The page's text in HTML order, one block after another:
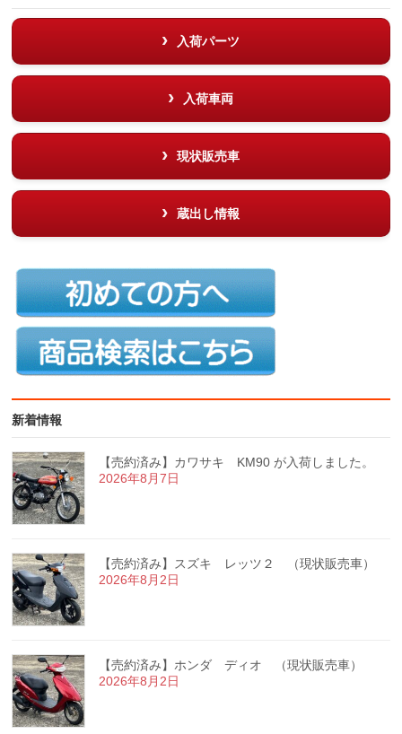
入荷パーツ
入荷車両
現状販売車
蔵出し情報
新着情報
【売約済み】カワサキ KM90 が入荷しました。
2026年8月7日
【売約済み】スズキ レッツ２ （現状販売車）
2026年8月2日
【売約済み】ホンダ ディオ （現状販売車）
2026年8月2日